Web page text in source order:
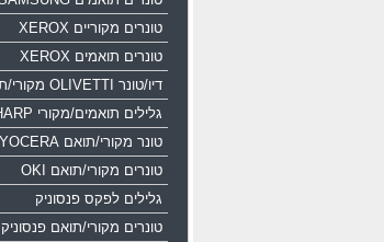
טונרים מקוריים XEROX
טונרים תואמים XEROX
דיו/טונר OLIVETTI מקורי/תואם
גלילים תואמים/מקורי SHARP
טונר מקורי/תואם KYOCERA
טונרים מקורי/תואם OKI
גלילים לפקס פנסוניק
טונרים מקורי/תואם פנסוניק